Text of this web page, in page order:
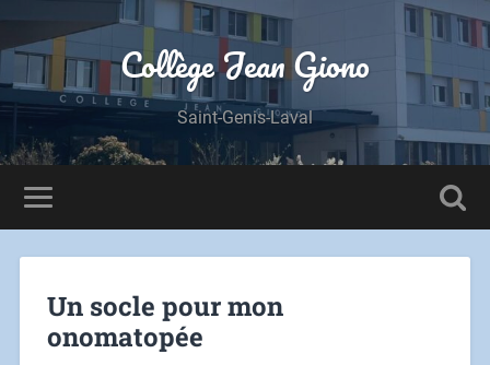
Collège Jean Giono
Saint-Genis-Laval
Un socle pour mon
onomatopée